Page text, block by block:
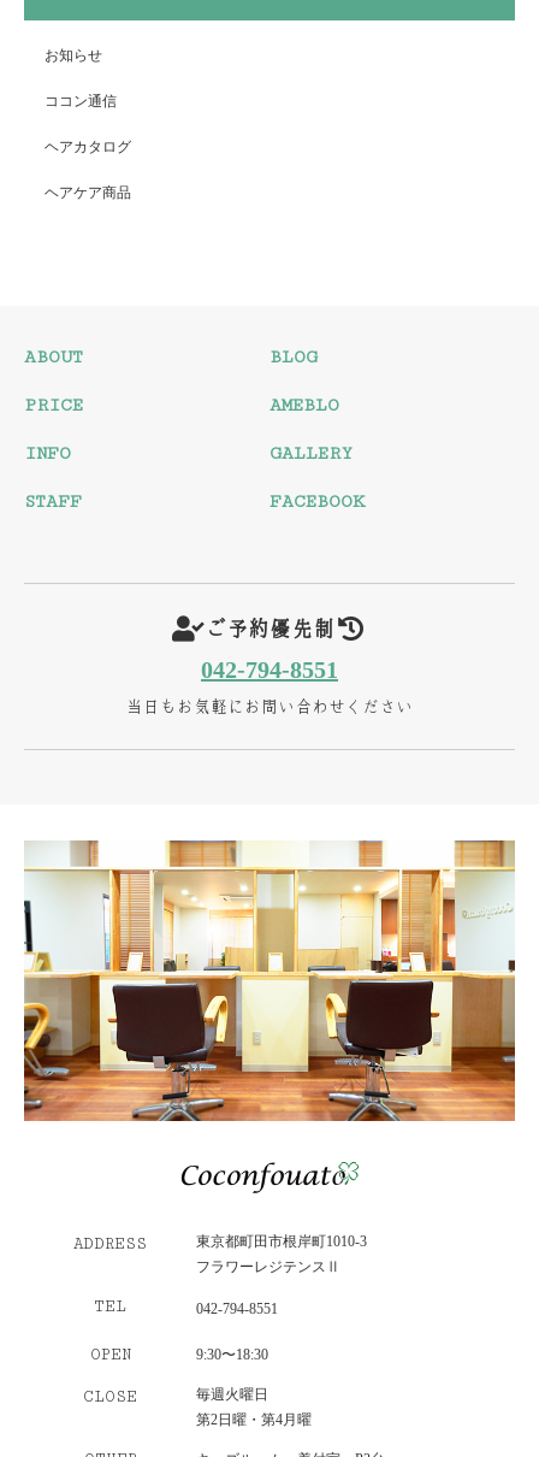
お知らせ
ココン通信
ヘアカタログ
ヘアケア商品
ABOUT
PRICE
INFO
STAFF
BLOG
AMEBLO
GALLERY
FACEBOOK
ご予約優先制
042-794-8551
当日もお気軽にお問い合わせください
ADDRESS
東京都町田市根岸町1010-3
フラワーレジテンスⅡ
TEL 042-794-8551
OPEN 9:30〜18:30
CLOSE
毎週火曜日
第2日曜・第4月曜